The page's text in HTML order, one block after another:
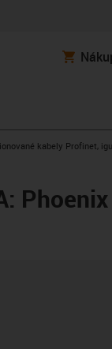
rightkabely Profinet,
Phoenix